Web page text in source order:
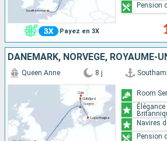
Payez en 3X
Pension
DANEMARK, NORVÈGE, ROYAUME-
Queen Anne 8 j
Room
Navires
Pension